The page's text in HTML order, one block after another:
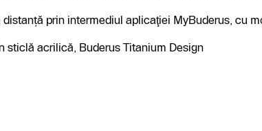
distanță prin intermediul aplicaţiei MyBuderus, cu
sticlă acrilică, Buderus Titanium Design